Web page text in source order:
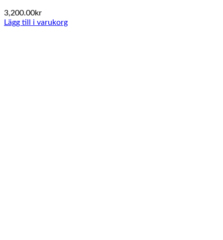
3,200.00kr
Lägg till i varukorg